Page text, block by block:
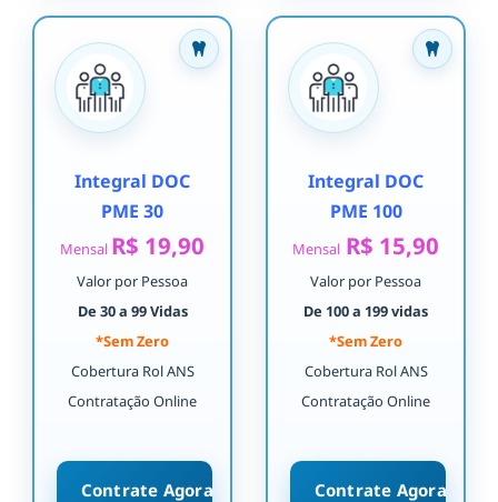
Integral DOC
PME 30
Mensal R$ 19,90
Valor por Pessoa
De 30 a 99 Vidas
*Sem Zero
Cobertura Rol ANS
Contratação Online
Contrate Agora
Integral DOC
PME 100
Mensal R$ 15,90
Valor por Pessoa
De 100 a 199 vidas
*Sem Zero
Cobertura Rol ANS
Contratação Online
Contrate Agora